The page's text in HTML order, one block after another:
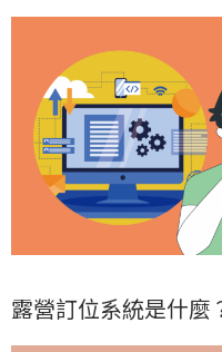
露營訂位系統是什麼